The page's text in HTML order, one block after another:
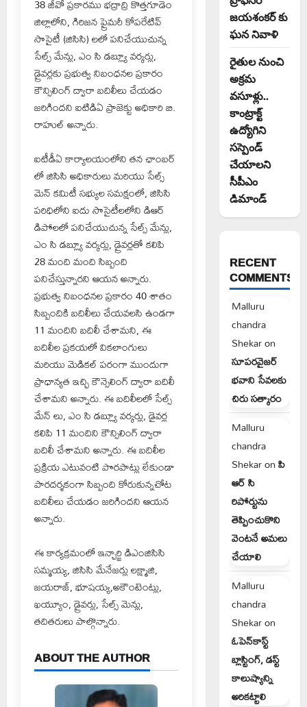
38 జీవో ప్రకారము భద్రాద్రి కొత్తగూడెం
జిల్లాలోని, గిరిజన ప్రైమరీ కోపరేటివ్
సొసైటీ (జిసిసి) లలో పనిచేయుచున్న
సేల్స్ మేన్లు, ఎం సి డబ్ల్యూ వర్కర్లు,
డ్రైవర్లకు ప్రభుత్వ నిబంధనల ప్రకారం
కౌన్సిలింగ్ ద్వారా బదిలీలు చేయడం
జరిగిందని ఐటిడిఏ ప్రాజెక్టు అధికారి బి.
రాహుల్ అన్నారు.
ఐటీడీఏ కార్యాలయంలోని తన ఛాంబర్
లో జిసిసి అధికారులు మరియు సేల్స్
మెన్ కమిటీ సభ్యుల సమక్షంలో, జిసిసి
పరిధిలోని ఐదు సొసైటీలలోని డిఆర్
డిపోలలో పనిచేయుచున్న సేల్స్ మేన్లు,
ఎం సి డబ్ల్యూ వర్కర్లు, డ్రైవర్లతో కలిపి
28 మంది మంది సిబ్బంది
పనిచేస్తున్నారని ఆయన అన్నారు.
ప్రభుత్వ నిబంధనల ప్రకారం 40 శాతం
సిబ్బందికి బదిలీలు చేయవలసి ఉండగా
11 మందిని బదిలీ చేశామని, ఈ
బదిలీల ప్రకయలో వికలాంగులు
మరియు మెడికల్ పరంగా ముందుగా
ప్రాధాన్యత ఇచ్చి కౌన్సెలింగ్ ద్వారా బదిలీ
చేశామని అన్నారు. ఈ బదిలీలలో సేల్స్
మేన్ లు, ఎం సి డబ్ల్యూ వర్కర్లు, డైవర్ల
కలిపి 11 మందిని కౌన్సిలింగ్ ద్వారా
బదిలీ చేశామని అన్నారు. ఈ బదిలీల
ప్రక్రియ ఎటువంటి పొరపాట్లు లేకుండా
పారదర్శకంగా సిబ్బంది కోరుకున్నచోట
బదిలీలు చేయడం జరిగిందని ఆయన
అన్నారు.
ఈ కార్యక్రమంలో ఇన్చార్జి డిఎంజిసిసి
సమ్మయ్య, జిసిసి మేనేజర్లు లక్ష్మాజి,
జయరాజ్, భూషయ్య,అకౌంటెంట్లు,
ఖయ్యూం, డ్రైవర్లు, సేల్స్ మెన్లు,
తదితరులు పాల్గొన్నారు.
ABOUT THE AUTHOR
జయశంకర్ కు
ఘన నివాళి
రైతుల నుంచి
అక్రమ
వసూళ్లు..
కాంట్రాక్ట్
ఉద్యోగిని
సస్పెండ్
చేయాలని
సీపీఎం
డిమాండ్
RECENT
COMMENTS
Malluru
chandra
Shekaron
సూపరవైజర్
భవాని సేవలకు
చిరు సత్కారం
Malluru
chandra
Shekaronపి
ఆర్ సి
రిపోర్టును
తెప్పించుకొని
వెంటనే అమలు
చేయాలి
Malluru
chandra
Shekaron
ఓపెన్‌కాస్ట్
బ్లాస్టింగ్, డస్ట్
కాలుష్యాన్ని
అరికట్టాలి